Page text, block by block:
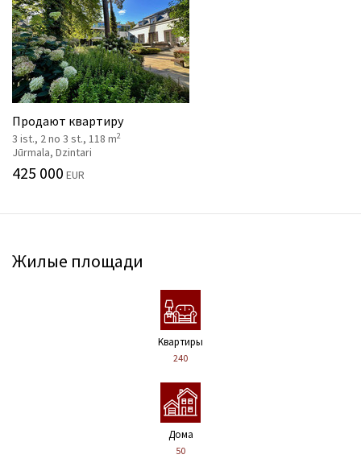
Продают квартиру
3 ist., 2 no 3 st., 118 m2
Jūrmala, Dzintari
425 000 EUR
Жилые площади
Kвартиры
240
Дома
50